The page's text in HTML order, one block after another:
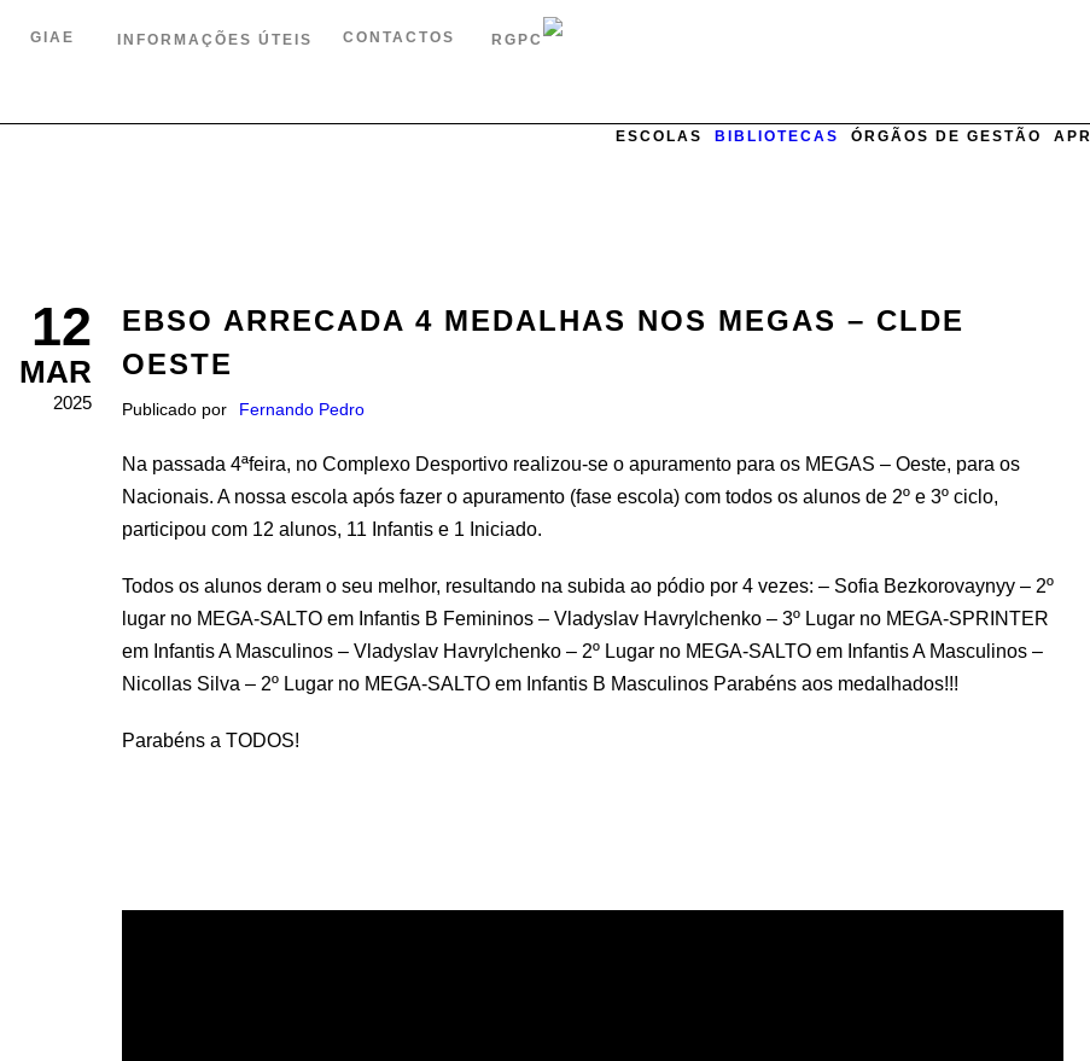
GIAE INFORMAÇÕES ÚTEIS CONTACTOS RGPC
ESCOLAS BIBLIOTECAS ÓRGÃOS DE GESTÃO
12
MAR
2025
EBSO ARRECADA 4 MEDALHAS NOS MEGAS – CLDE
OESTE
Publicado por Fernando Pedro
Na passada 4ªfeira, no Complexo Desportivo realizou-se o apuramento para os MEGAS – Oeste, para os
Nacionais. A nossa escola após fazer o apuramento (fase escola) com todos os alunos de 2º e 3º ciclo,
participou com 12 alunos, 11 Infantis e 1 Iniciado.
Todos os alunos deram o seu melhor, resultando na subida ao pódio por 4 vezes: – Sofia Bezkorovaynyy – 2º
lugar no MEGA-SALTO em Infantis B Femininos – Vladyslav Havrylchenko – 3º Lugar no MEGA-SPRINTER
em Infantis A Masculinos – Vladyslav Havrylchenko – 2º Lugar no MEGA-SALTO em Infantis A Masculinos –
Nicollas Silva – 2º Lugar no MEGA-SALTO em Infantis B Masculinos Parabéns aos medalhados!!!
Parabéns a TODOS!